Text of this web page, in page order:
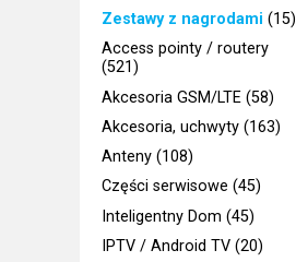
Zestawy z nagrodami (15)
Access pointy / routery
(521)
Akcesoria GSM/LTE (58)
Akcesoria, uchwyty (163)
Anteny (108)
Części serwisowe (45)
Inteligentny Dom (45)
IPTV / Android TV (20)